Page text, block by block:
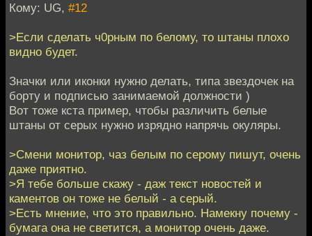
Кому: UG, #12
>Если сделать ч0рным по белому, то штаны плохо
видно будет.
Значки или иконки нужно делать, типа звездочек на
борту и подписью занимаемой должности )
Вот тоже кста пример, чтобы различить белые
штаны от серых нужно изрядно напрячь окуляры.
>Смени монитор, чаз белым по серому пишут, очень
даже приятно.
>Я тебе больше скажу - даж текст новостей и
каментов он тоже не белый - а серый.
>Есть мнение, что это правильно. Намекну почему -
бумага она не светится, а монитор очень даже.